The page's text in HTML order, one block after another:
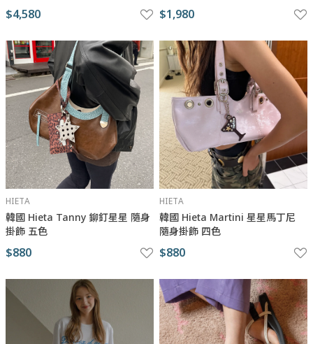
$4,580 $1,980
HIETA
韓國 Hieta Tanny 鉚釘星星 隨身
掛飾 五色
$880
HIETA
韓國 Hieta Martini 星星馬丁尼
隨身掛飾 四色
$880